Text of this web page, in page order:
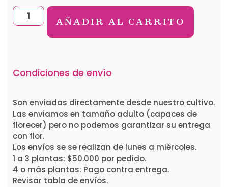
AÑADIR AL CARRITO
Condiciones de envío
Son enviadas directamente desde nuestro cultivo.
Las enviamos en tamaño adulto (capaces de
florecer) pero no podemos garantizar su entrega
con flor.
Los envíos se se realizan de lunes a miércoles.
1 a 3 plantas: $50.000 por pedido.
4 o más plantas: Pago contra entrega.
Revisar tabla de envíos.